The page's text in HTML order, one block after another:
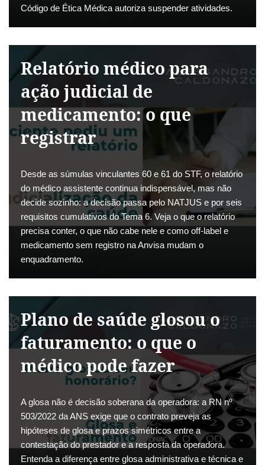
Código de Ética Médica autoriza suspender atividades.
Relatório médico para
ação judicial de
medicamento: o que
registrar
Desde as súmulas vinculantes 60 e 61 do STF, o relatório
do médico assistente continua indispensável, mas não
decide sozinho: a decisão passa pelo NATJUS e por seis
requisitos cumulativos do Tema 6. Veja o que o relatório
precisa conter, o que não cabe nele e como off-label e
medicamento sem registro na Anvisa mudam o
enquadramento.
Plano de saúde glosou o
faturamento: o que o
médico pode fazer
A glosa não é decisão soberana da operadora: a RN nº
503/2022 da ANS exige que o contrato preveja as
hipóteses de glosa e prazos simétricos entre a
contestação do prestador e a resposta da operadora.
Entenda a diferença entre glosa administrativa e técnica e